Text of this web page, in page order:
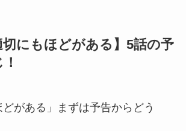
切にもほどがある】5話の予
どがある」まずは予告からどう